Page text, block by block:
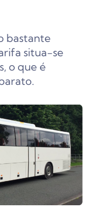
bastante
situa-se
o que é